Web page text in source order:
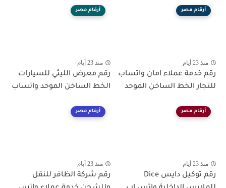
أرقام مصر
منذ 23 أيام
رقم خدمة عملاء امان واتساب
للتجار الخط الساخن الموحد
أرقام مصر
منذ 23 أيام
رقم معرض الليثي للسيارات
الخط الساخن الموحد واتساب
أرقام مصر
منذ 23 أيام
رقم توكيل دايس Dice
أرقام مصر
منذ 23 أيام
رقم شركة الظافر للنقل